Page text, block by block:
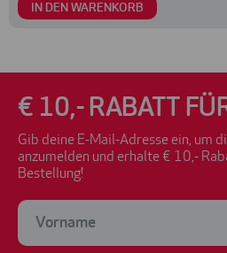
IN DEN WARENKORB
€ 10,- RABATT
Gib deine E-Mail-Adresse ein, um
anzumelden und erhalte € 10,-
Bestellung!